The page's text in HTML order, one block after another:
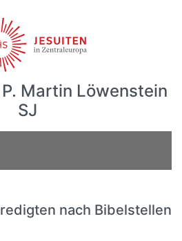
Martin Löwenstein
SJ
nach Bibelstellen